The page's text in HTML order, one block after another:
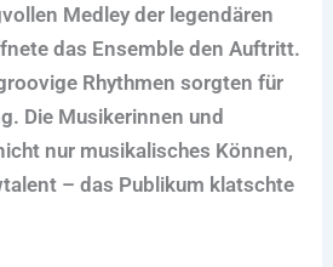
Medley der legendären
das Ensemble den Auftritt.
Rhythmen sorgten für
Die Musikerinnen und
nur musikalisches Können,
– das Publikum klatschte